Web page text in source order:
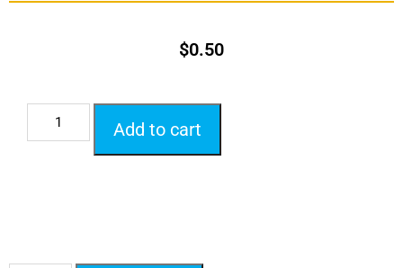
$0.50
Add to cart